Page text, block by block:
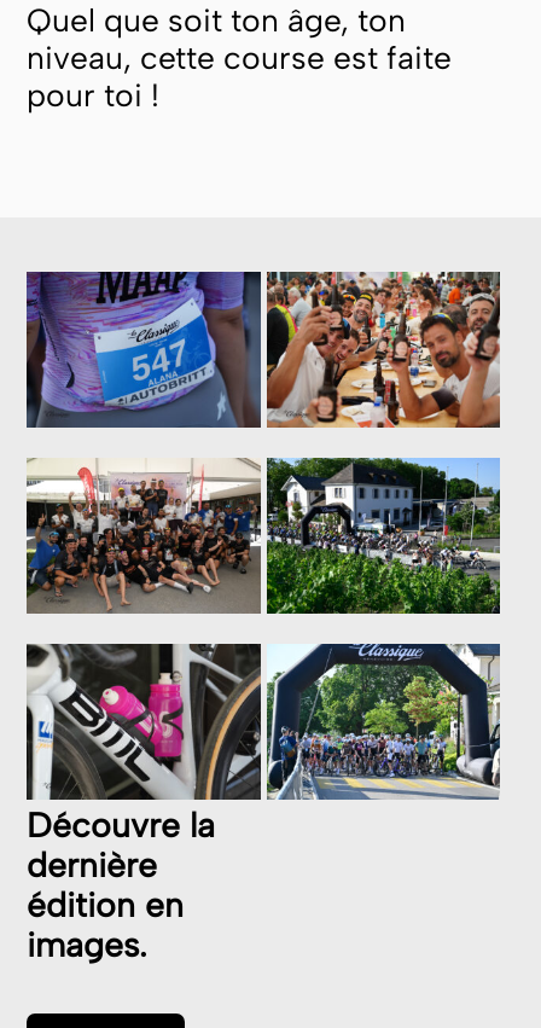
Quel que soit ton âge, ton
niveau, cette course est faite
pour toi !
Découvre la
dernière
édition en
images.